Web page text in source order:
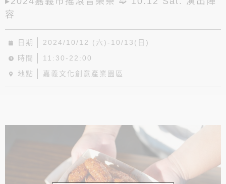
容
日期
2024/10/12 (六)-10/13(日)
時間
11:30-22:00
地點
嘉義文化創意產業園區